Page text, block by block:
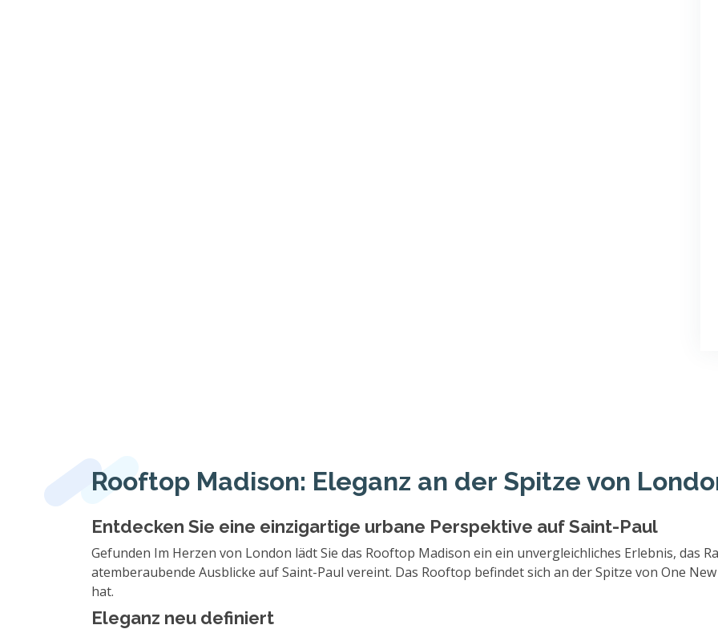
Rooftop Madison: Eleganz an der Spitze von
Entdecken Sie eine einzigartige urbane Perspektive auf Saint-Paul
Gefunden Im Herzen von London lädt Sie das Rooftop Madison ein ein unvergleichliches Erlebnis, das
atemberaubende Ausblicke auf Saint-Paul vereint. Das Rooftop befindet sich an der Spitze von One
hat.
Eleganz neu definiert